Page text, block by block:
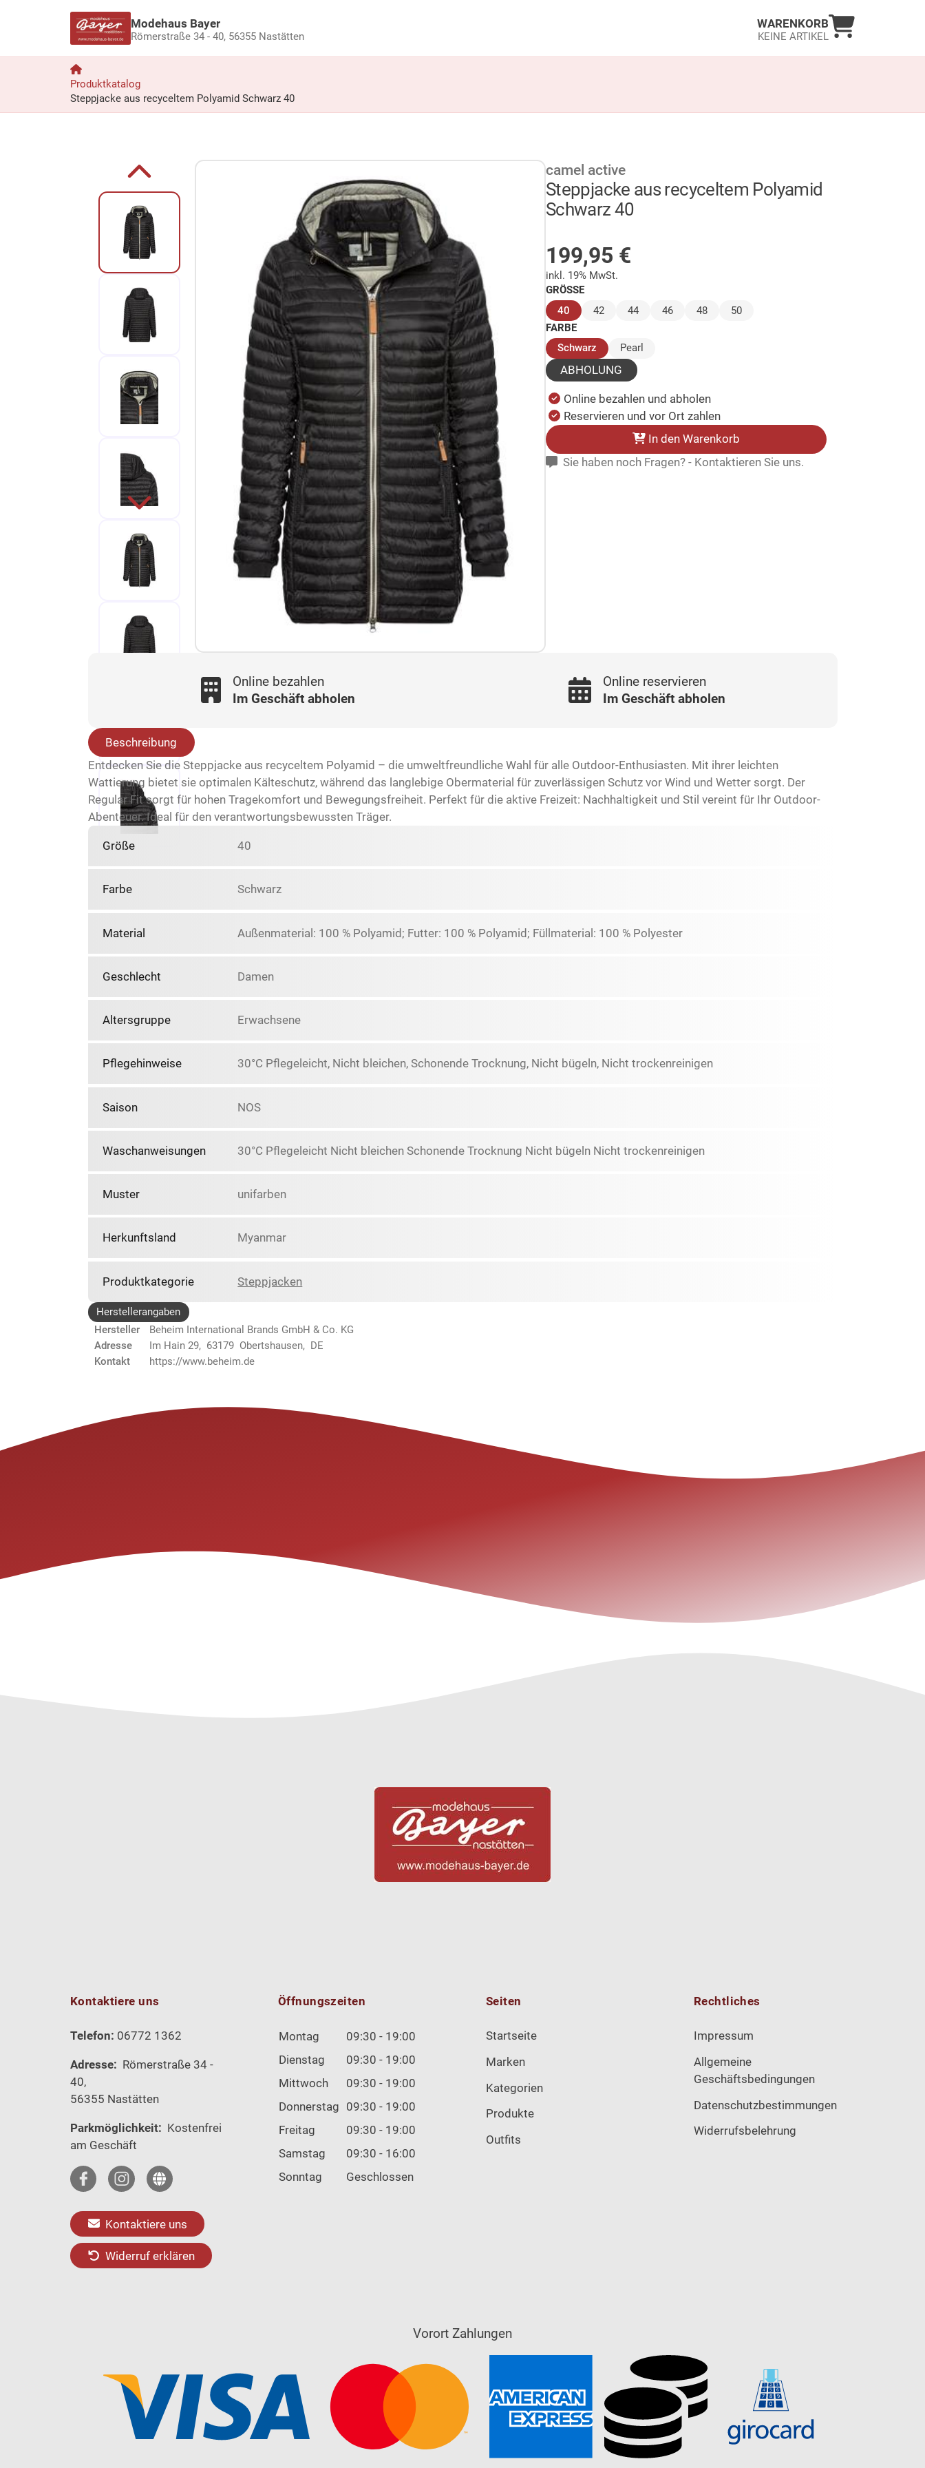
Modehaus Bayer
Römerstraße 34 - 40, 56355 Nastätten
WARENKORB
KEINE ARTIKEL
Warenkorb
Produktkatalog
Steppjacke aus recyceltem Polyamid Schwarz 40
Zur Produktbeschreibung springen camel active
Steppjacke aus recyceltem Polyamid
Schwarz 40
199,95 €
inkl. 19% MwSt.
GRÖSSE
40 (ausgewählt)
42 44 46 48
50
FARBE
Schwarz (ausgewählt)
Pearl
ABHOLUNG
Online bezahlen und abholen
Reservieren und vor Ort zahlen
In den Warenkorb
Sie haben noch Fragen? - Kontaktieren Sie uns.
Online bezahlen
Im Geschäft abholen
Online reservieren
Im Geschäft abholen
Beschreibung
Entdecken Sie die Steppjacke aus recyceltem Polyamid – die umweltfreundliche Wahl für alle Outdoor-Enthusiasten. Mit ihrer leichten
Wattierung bietet sie optimalen Kälteschutz, während das langlebige Obermaterial für zuverlässigen Schutz vor Wind und Wetter sorgt. Der
Regular Fit sorgt für hohen Tragekomfort und Bewegungsfreiheit. Perfekt für die aktive Freizeit: Nachhaltigkeit und Stil vereint für Ihr Outdoor-
Abenteuer. Ideal für den verantwortungsbewussten Träger.
Größe 40
Farbe Schwarz
Material Außenmaterial: 100 % Polyamid; Futter: 100 % Polyamid; Füllmaterial: 100 % Polyester
Geschlecht Damen
Altersgruppe Erwachsene
Pflegehinweise 30°C Pflegeleicht, Nicht bleichen, Schonende Trocknung, Nicht bügeln, Nicht trockenreinigen
Saison NOS
Waschanweisungen 30°C Pflegeleicht Nicht bleichen Schonende Trocknung Nicht bügeln Nicht trockenreinigen
Muster unifarben
Herkunftsland Myanmar
Produktkategorie Steppjacken
Herstellerangaben
Hersteller
Beheim International Brands GmbH & Co. KG
Adresse
Im Hain 29, 63179 Obertshausen, DE
Kontakt
https://www.beheim.de
Kontaktiere uns
Telefon: 06772 1362
Adresse: Römerstraße 34 -
40,
56355 Nastätten
Parkmöglichkeit: Kostenfrei
am Geschäft
Kontaktiere uns
Widerruf erklären
Öffnungszeiten
Montag
09:30 - 19:00
Dienstag
09:30 - 19:00
Mittwoch
09:30 - 19:00
Donnerstag 09:30 - 19:00
Freitag
09:30 - 19:00
Samstag
09:30 - 16:00
Sonntag
Geschlossen
Seiten
Startseite
Marken
Kategorien
Produkte
Outfits
Rechtliches
Impressum
Allgemeine
Geschäftsbedingungen
Datenschutzbestimmungen
Widerrufsbelehrung
Vorort Zahlungen